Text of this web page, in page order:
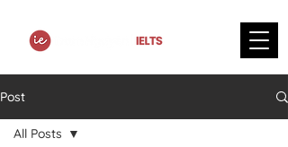
Post
All Posts